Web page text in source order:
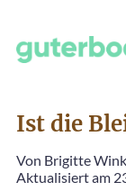
Ist die
Von Brigitte
Aktualisiert am